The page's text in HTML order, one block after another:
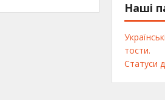
Наші
тости.
Статуси